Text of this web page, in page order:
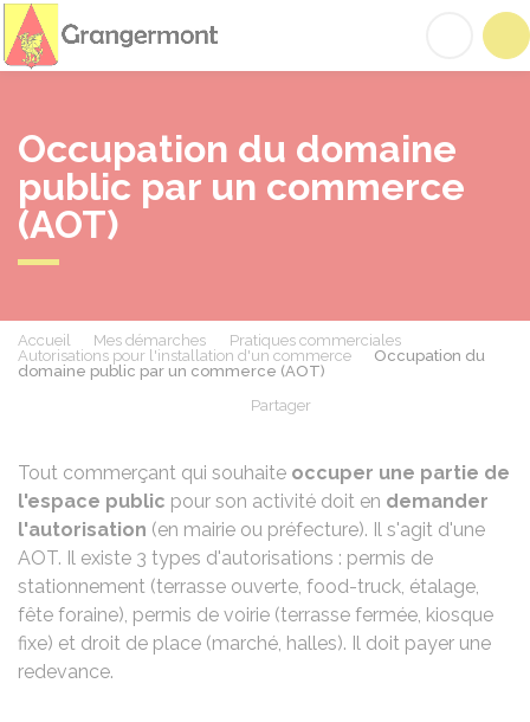
Occupation du domaine
public par un commerce
(AOT)
Accueil Mes démarches
Pratiques commerciales
Autorisations pour l'installation d'un commerce
Occupation du
domaine public par un commerce (AOT)
Partager
Tout commerçant qui souhaite occuper une partie de
l'espace public pour son activité doit en demander
l'autorisation (en mairie ou préfecture). Il s'agit d'une
AOT. Il existe 3 types d'autorisations : permis de
stationnement (terrasse ouverte, food-truck, étalage,
fête foraine), permis de voirie (terrasse fermée, kiosque
fixe) et droit de place (marché, halles). Il doit payer une
redevance.